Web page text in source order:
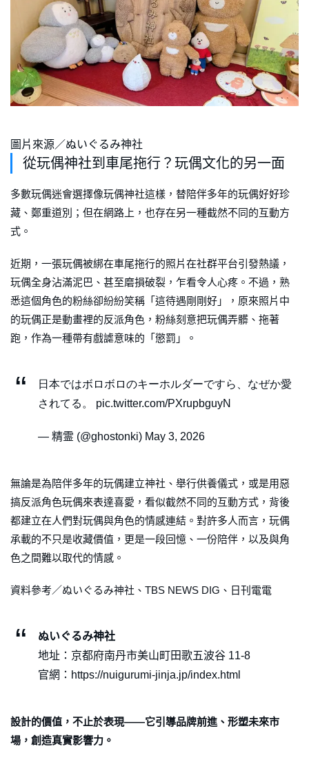
圖片來源／ぬいぐるみ神社
從玩偶神社到車尾拖行？玩偶文化的另一面
多數玩偶迷會選擇像玩偶神社這樣，替陪伴多年的玩偶好好珍
藏、鄭重道別；但在網路上，也存在另一種截然不同的互動方
式。
近期，一張玩偶被綁在車尾拖行的照片在社群平台引發熱議，
玩偶全身沾滿泥巴、甚至磨損破裂，乍看令人心疼。不過，熟
悉這個角色的粉絲卻紛紛笑稱「這待遇剛剛好」，原來照片中
的玩偶正是動畫裡的反派角色，粉絲刻意把玩偶弄髒、拖著
跑，作為一種帶有戲謔意味的「懲罰」。
日本ではボロボロのキーホルダーですら、なぜか愛
されてる。 pic.twitter.com/PXrupbguyN
— 精霊 (@ghostonki) May 3, 2026
無論是為陪伴多年的玩偶建立神社、舉行供養儀式，或是用惡
搞反派角色玩偶來表達喜愛，看似截然不同的互動方式，背後
都建立在人們對玩偶與角色的情感連結。對許多人而言，玩偶
承載的不只是收藏價值，更是一段回憶、一份陪伴，以及與角
色之間難以取代的情感。
資料參考／ぬいぐるみ神社、TBS NEWS DIG、日刊電電
ぬいぐるみ神社
地址：京都府南丹市美山町田歌五波谷 11-8
官網：https://nuigurumi-jinja.jp/index.html
設計的價值，不止於表現——它引導品牌前進、形塑未來市
場，創造真實影響力。